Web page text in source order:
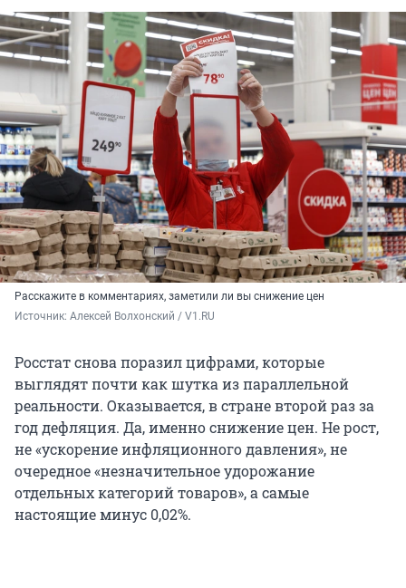
Расскажите в комментариях, заметили ли вы снижение цен
Источник: Алексей Волхонский / V1.RU
Росстат снова поразил цифрами, которые
выглядят почти как шутка из параллельной
реальности. Оказывается, в стране второй раз за
год дефляция. Да, именно снижение цен. Не рост,
не «ускорение инфляционного давления», не
очередное «незначительное удорожание
отдельных категорий товаров», а самые
настоящие минус 0,02%.